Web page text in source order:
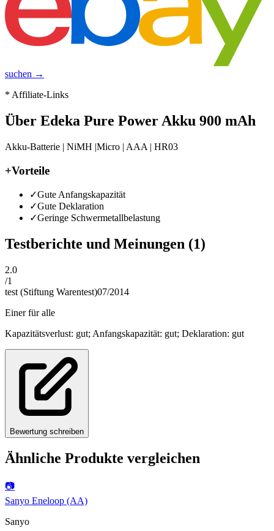
suchen →
* Affiliate-Links
Über Edeka Pure Power Akku 900 mAh
Akku-Batterie | NiMH |Micro | AAA | HR03
+Vorteile
✓Gute Anfangskapazität
✓Gute Deklaration
✓Geringe Schwermetallbelastung
Testberichte und Meinungen (1)
2.0
/1
test (Stiftung Warentest)07/2014
Einer für alle
Kapazitätsverlust: gut; Anfangskapazität: gut; Deklaration: gut
Bewertung schreiben
Ähnliche Produkte vergleichen
📷
Sanyo Eneloop (AA)
Sanyo